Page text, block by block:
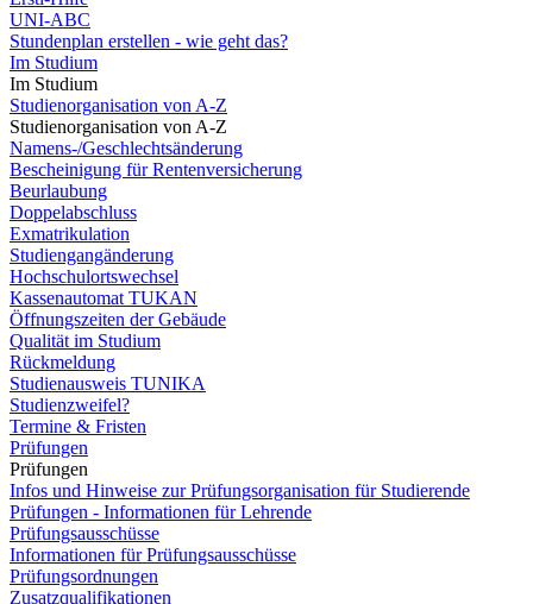
UNI-ABC
Stundenplan erstellen - wie geht das?
Im Studium
Im Studium
Studienorganisation von A-Z
Studienorganisation von A-Z
Namens-/Geschlechtsänderung
Bescheinigung für Rentenversicherung
Beurlaubung
Doppelabschluss
Exmatrikulation
Studiengangänderung
Hochschulortswechsel
Kassenautomat TUKAN
Öffnungszeiten der Gebäude
Qualität im Studium
Rückmeldung
Studienausweis TUNIKA
Studienzweifel?
Termine & Fristen
Prüfungen
Prüfungen
Infos und Hinweise zur Prüfungsorganisation für Studierende
Prüfungen - Informationen für Lehrende
Prüfungsausschüsse
Informationen für Prüfungsausschüsse
Prüfungsordnungen
Zusatzqualifikationen